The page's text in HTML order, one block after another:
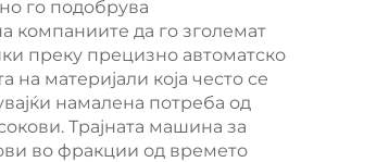
машина за пенски
пломби, машина за
пенски пломби на
автопartiи / робот
го подобрува
компаниите да го зголемат
преку прецизно автоматско
на материјали која често се
намалена потреба од
Трајната машина за
во фракции од времето